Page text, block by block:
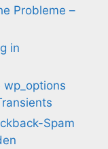
Probleme –
in
wp_options
Spam